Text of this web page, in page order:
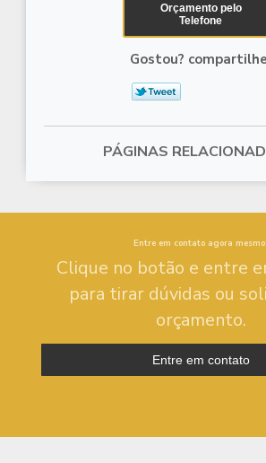
Orçamento pelo
Telefone
Gostou?
PÁGINAS
Entre em contato agora mesmo!
Clique no botão e entre
para tirar dúvidas ou
orçamento.
Entre em contato